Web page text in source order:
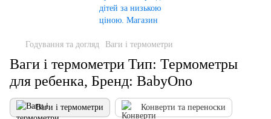
Годування та догляд Ваги і термометри
Ваги і термометри Тип: Термометры
для ребенка, Бренд: BabyOno
Ваги і термометри Конверти та переноски